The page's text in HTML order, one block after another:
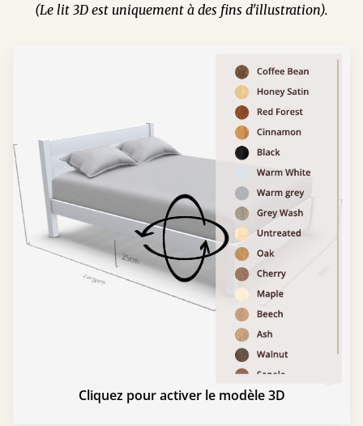
(Le lit 3D est uniquement à des fins d'illustration).
Cliquez pour activer le modèle 3D